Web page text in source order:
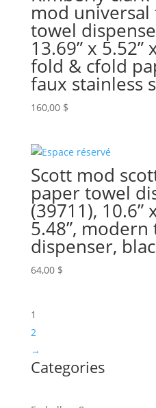
mod
towel
13.69” x 5.52”
fold & cfold
faux stainless
160,00 $
Scott mod
paper towel
(39711), 10.6”
5.48”, modern
dispenser,
64,00 $
1
2
→
Categories